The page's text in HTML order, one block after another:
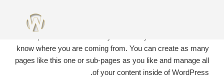
This is an example of a WordPress page, you could edit
know where you are coming from. You can create as many
pages like this one or sub-pages as you like and manage all
of your content inside of WordPress.